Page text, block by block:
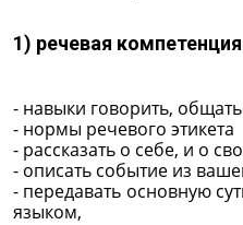
1) речевая компетенция
- навыки говорить,
- нормы речевого этикета
- рассказать о себе, и о
- описать событие из
- передавать основную
языком,